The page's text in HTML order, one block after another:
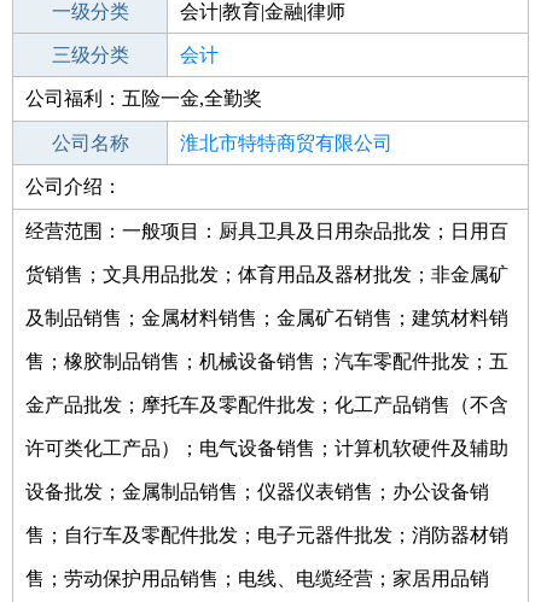
一级分类 会计|教育|金融|律师
二级分类 财务/会计
三级分类 会计
其他行业
公司福利：五险一金,全勤奖
公司名称 淮北市特特商贸有限公司
公司类型
公司介绍：
经营范围：一般项目：厨具卫具及日用杂品批发；日用百
货销售；文具用品批发；体育用品及器材批发；非金属矿
及制品销售；金属材料销售；金属矿石销售；建筑材料销
售；橡胶制品销售；机械设备销售；汽车零配件批发；五
金产品批发；摩托车及零配件批发；化工产品销售（不含
许可类化工产品）；电气设备销售；计算机软硬件及辅助
设备批发；金属制品销售；仪器仪表销售；办公设备销
售；自行车及零配件批发；电子元器件批发；消防器材销
售；劳动保护用品销售；电线、电缆经营；家居用品销